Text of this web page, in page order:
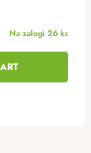
Na zalogi 26 ks